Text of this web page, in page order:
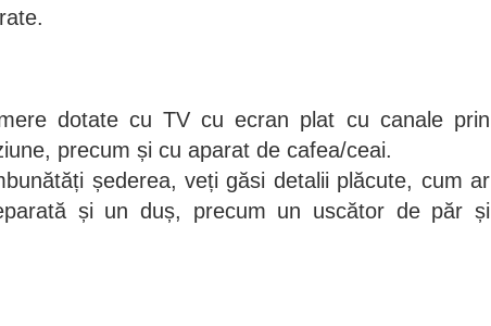
dotate cu TV cu ecran plat cu canale prin
precum și cu aparat de cafea/ceai.
șederea, veți găsi detalii plăcute, cum ar
și un duș, precum un uscător de păr și